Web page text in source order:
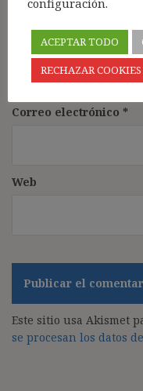
Nombre*
Correo electrónico *
Web
Este sitio usa Akismet
se procesan los datos
ACEPTAR TODO
RECHAZAR COOKIES